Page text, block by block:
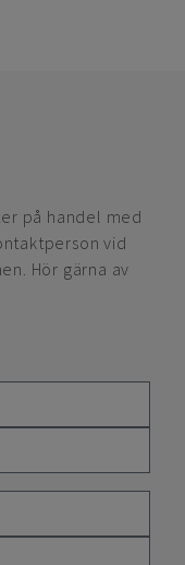
på handel med
vid
Hör gärna av